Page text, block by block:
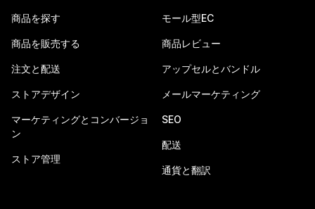
商品を探す
商品を販売する
注文と配送
ストアデザイン
マーケティングとコンバージョ
ン
ストア管理
モール型EC
商品レビュー
アップセルとバンドル
メールマーケティング
SEO
配送
通貨と翻訳